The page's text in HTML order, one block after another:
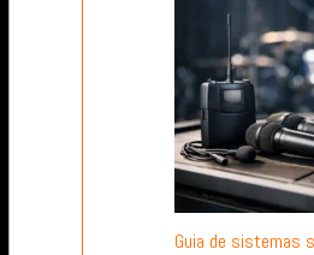
Guia de sistemas